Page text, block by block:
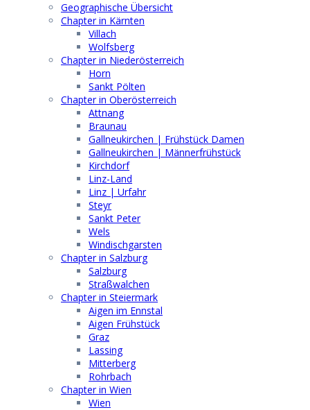
Geographische Übersicht
Chapter in Kärnten
Villach
Wolfsberg
Chapter in Niederösterreich
Horn
Sankt Pölten
Chapter in Oberösterreich
Attnang
Braunau
Gallneukirchen | Frühstück Damen
Gallneukirchen | Männerfrühstück
Kirchdorf
Linz-Land
Linz | Urfahr
Steyr
Sankt Peter
Wels
Windischgarsten
Chapter in Salzburg
Salzburg
Straßwalchen
Chapter in Steiermark
Aigen im Ennstal
Aigen Frühstück
Graz
Lassing
Mitterberg
Rohrbach
Chapter in Wien
Wien